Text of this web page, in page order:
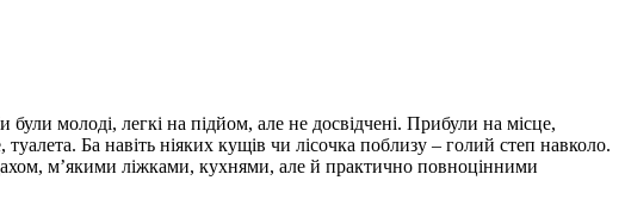
молоді, легкі на підйом, але не досвідчені. Прибули на місце,
Ба навіть ніяких кущів чи лісочка поблизу – голий степ навколо.
м’якими ліжками, кухнями, але й практично повноцінними